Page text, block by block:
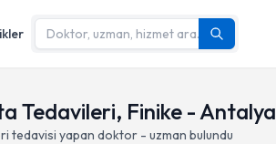
Tedavileri, Finike - Antalya
tedavisi yapan doktor - uzman bulundu